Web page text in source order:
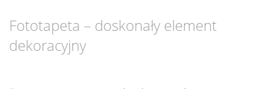
Fototapeta – doskonały element
dekoracyjny